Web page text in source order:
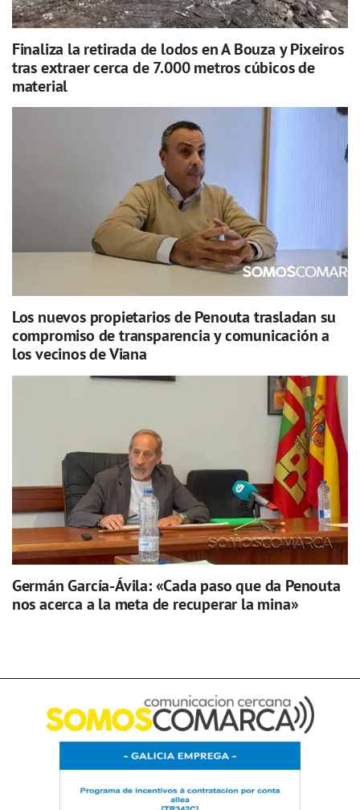
Finaliza la retirada de lodos en A Bouza y Pixeiros
tras extraer cerca de 7.000 metros cúbicos de
material
Los nuevos propietarios de Penouta trasladan su
compromiso de transparencia y comunicación a
los vecinos de Viana
Germán García-Ávila: «Cada paso que da Penouta
nos acerca a la meta de recuperar la mina»